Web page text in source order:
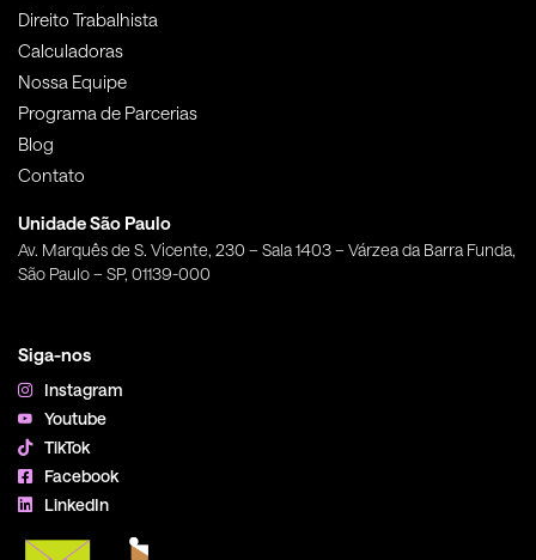
Direito Trabalhista
Calculadoras
Nossa Equipe
Programa de Parcerias
Blog
Contato
Unidade São Paulo
Av. Marquês de S. Vicente, 230 – Sala 1403 – Várzea da Barra Funda,
São Paulo – SP, 01139-000
Siga-nos
Instagram
Youtube
TikTok
Facebook
LinkedIn